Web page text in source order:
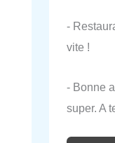
-
vite !
- Bonne
super. A